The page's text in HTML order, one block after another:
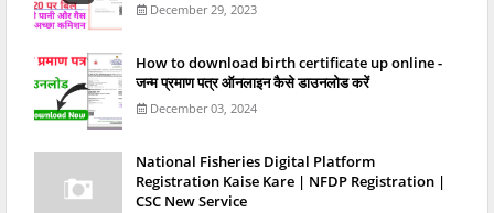
December 29, 2023
How to download birth certificate up online -
जन्म प्रमाण पत्र ऑनलाइन कैसे डाउनलोड करें
December 03, 2024
National Fisheries Digital Platform
Registration Kaise Kare | NFDP Registration |
CSC New Service